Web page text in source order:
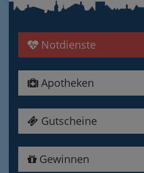
Notdienste
Apotheken
Gutscheine
Gewinnen